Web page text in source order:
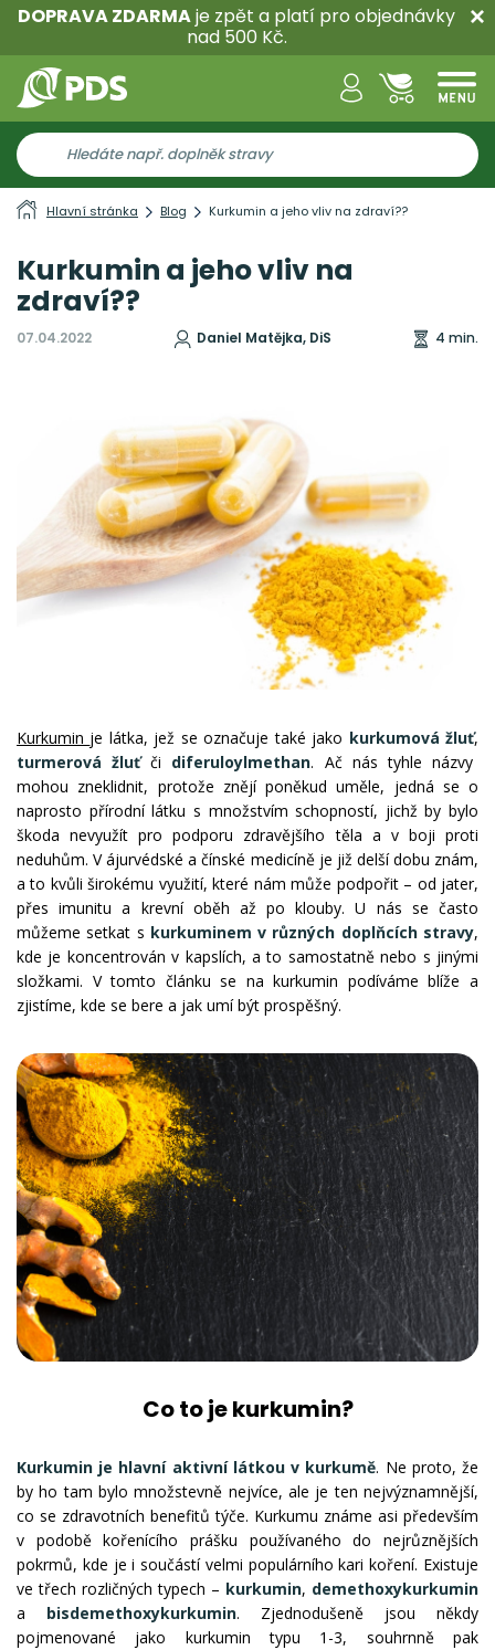
DOPRAVA ZDARMAje zpět a platí pro objednávky
nad 500 Kč.
Hlavní stránka Blog Kurkumin a jeho vliv na zdraví??
Kurkumin a jeho vliv na
zdraví??
07.04.2022 Daniel Matějka, DiS 4 min.
Kurkumin je látka, jež se označuje také jako kurkumová žluť,
turmerová žluťči diferuloylmethan. Ač nás tyhle názvy
mohou zneklidnit, protože znějí poněkud uměle, jedná se o
naprosto přírodní látku s množstvím schopností, jichž by bylo
škoda nevyužít pro podporu zdravějšího těla a v boji proti
neduhům. V ájurvédské a čínské medicíně je již delší dobu znám,
a to kvůli širokému využití, které nám může podpořit – od jater,
přes imunitu a krevní oběh až po klouby. U nás se často
můžeme setkat s kurkuminem v různých doplňcích stravy,
kde je koncentrován v kapslích, a to samostatně nebo s jinými
složkami. V tomto článku se na kurkumin podíváme blíže a
zjistíme, kde se bere a jak umí být prospěšný.
Co to je kurkumin?
Kurkumin je hlavní aktivní látkou v kurkumě. Ne proto, že
by ho tam bylo množstevně nejvíce, ale je ten nejvýznamnější,
co se zdravotních benefitů týče. Kurkumu známe asi především
v podobě kořenícího prášku používaného do nejrůznějších
pokrmů, kde je i součástí velmi populárního kari koření. Existuje
ve třech rozličných typech – kurkumin, demethoxykurkumin
a bisdemethoxykurkumin. Zjednodušeně jsou někdy
pojmenované jako kurkumin typu 1-3, souhrnně pak